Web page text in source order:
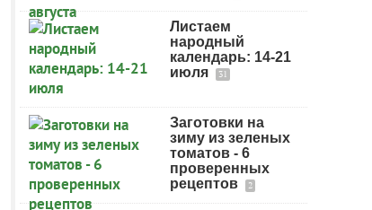
Листаем
народный
календарь: 14-21
июля
31
Заготовки на
зиму из зеленых
томатов - 6
проверенных
рецептов
2